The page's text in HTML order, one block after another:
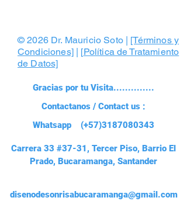
© 2026 Dr. Mauricio Soto | [Términos y
Condiciones]| [Política de Tratamiento
de Datos]
Gracias por tu Visita..............
Contactanos / Contact us :
Whatsapp (+57)3187080343
Carrera 33 #37-31, Tercer Piso, Barrio El
Prado, Bucaramanga, Santander
disenodesonrisabucaramanga@gmail.com